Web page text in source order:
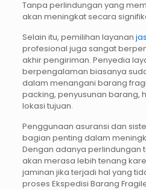
Tanpa perlindungan yang
akan meningkat secara
Selain itu, pemilihan layanan
profesional juga sangat
akhir pengiriman. Penyedia
berpengalaman biasanya
dalam menangani barang
packing, penyusunan barang,
lokasi tujuan.
Penggunaan asuransi dan
bagian penting dalam
Dengan adanya perlindungan
akan merasa lebih tenang
jaminan jika terjadi hal yang
proses Ekspedisi Barang